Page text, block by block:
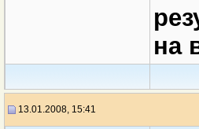
на
13.01.2008, 15:41